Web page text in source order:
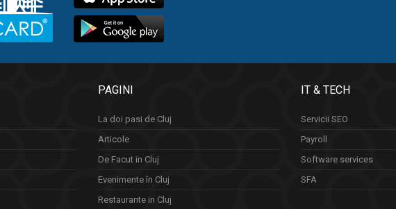
PAGINI
La doi pasi de Cluj
Articole
De Facut in Cluj
Evenimente în Cluj
Restaurante in Cluj
IT & TECH
Servicii SEO
Payroll
Software services
SFA